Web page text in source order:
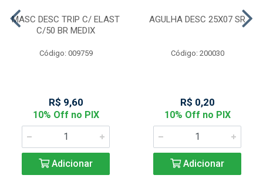
MASC DESC TRIP C/ ELAST
C/50 BR MEDIX
Código: 009759
R$ 9,60
10% Off no PIX
Adicionar
AGULHA DESC 25X07 SR
Código: 200030
R$ 0,20
10% Off no PIX
Adicionar